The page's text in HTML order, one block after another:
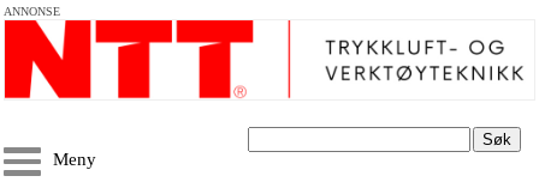
ANNONSE
Søk
Meny